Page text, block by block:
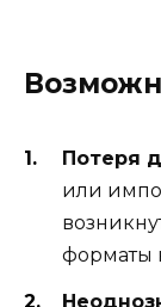
Потеря
или
форматы